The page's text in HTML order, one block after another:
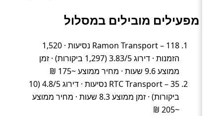
מפעילים מובילים במסלול
Ramon Transport – 118 נסיעות · 1,520
הזמנות · דירוג 3.83/5 (1,297 ביקורות) · זמן
ממוצע 9.6 שעות · מחיר ממוצע ~175 ₪
RTC Transport – 35 נסיעות · דירוג 4.8/5 (10
ביקורות) · זמן ממוצע 8.3 שעות · מחיר ממוצע
~205 ₪